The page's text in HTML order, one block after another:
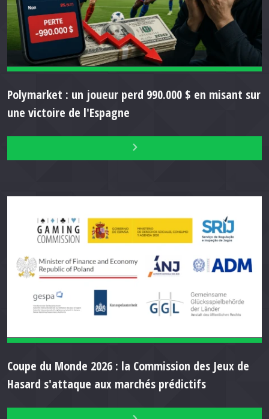
Polymarket : un joueur perd 990.000 $ en misant sur
une victoire de l'Espagne
Coupe du Monde 2026 : la Commission des Jeux de
Hasard s'attaque aux marchés prédictifs